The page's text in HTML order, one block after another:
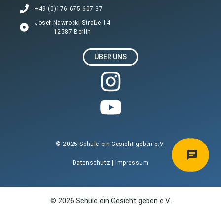
+49 (0)176 675 607 37
Josef-Nawrocki-Straße 14
12587 Berlin
ÜBER UNS
© 2025 Schule ein Gesicht geben e.V.
Datenschutz | Impressum
© 2026 Schule ein Gesicht geben e.V.